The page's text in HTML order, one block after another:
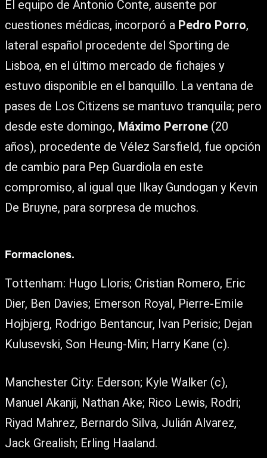
El equipo de Antonio Conte, ausente por
cuestiones médicas, incorporó a Pedro Porro,
lateral español procedente del Sporting de
Lisboa, en el último mercado de fichajes y
estuvo disponible en el banquillo. La ventana de
pases de Los Citizens se mantuvo tranquila; pero
desde este domingo, Máximo Perrone (20
años), procedente de Vélez Sarsfield, fue opción
de cambio para Pep Guardiola en este
compromiso, al igual que Ilkay Gundogan y Kevin
De Bruyne, para sorpresa de muchos.
Formaciones.
Tottenham: Hugo Lloris; Cristian Romero, Eric
Dier, Ben Davies; Emerson Royal, Pierre-Emile
Hojbjerg, Rodrigo Bentancur, Ivan Perisic; Dejan
Kulusevski, Son Heung-Min; Harry Kane (c).
Manchester City: Ederson; Kyle Walker (c),
Manuel Akanji, Nathan Ake; Rico Lewis, Rodri;
Riyad Mahrez, Bernardo Silva, Julián Alvarez,
Jack Grealish; Erling Haaland.